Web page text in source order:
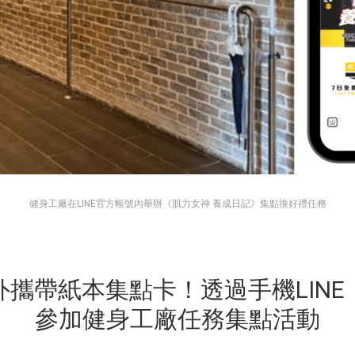
健身工廠在LINE官方帳號內舉辦《肌力女神 養成日記》集點換好禮任務
攜帶紙本集點卡！透過手機LINE
參加健身工廠任務集點活動